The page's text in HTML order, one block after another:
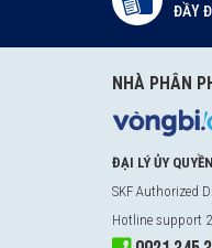
ĐẦY
NHÀ PHÂN
ĐẠI LÝ ỦY
SKF Authorized
Hotline support